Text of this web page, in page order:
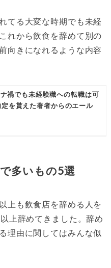
てる大変な時期でも未経
れから飲食を辞めて別の
向きになれるような内容
禍でも未経験職への転職は可
を貰えた著者からのエール
多いもの5選
上も飲食店を辞める人を
上辞めてきました。辞め
理由に関してはみんな似